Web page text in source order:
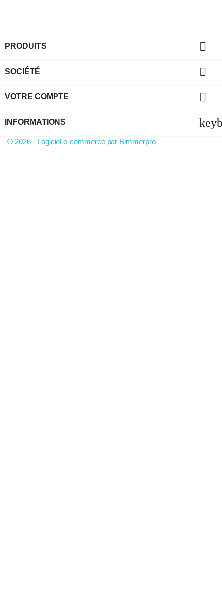
PRODUITS 
SOCIÉTÉ 
VOTRE COMPTE 
INFORMATIONS
© 2026 - Logiciel e-commerce par Bimmerpro